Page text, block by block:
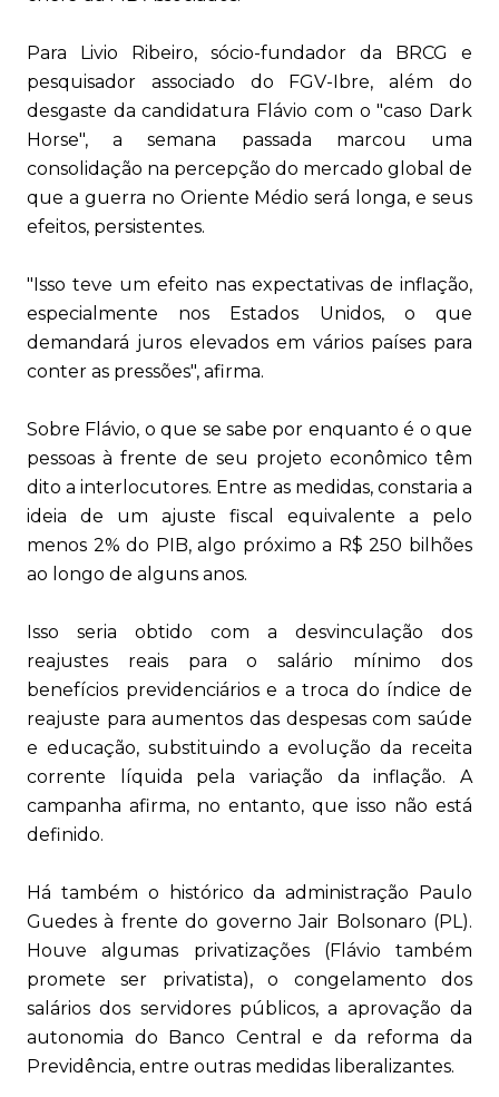
Para Livio Ribeiro, sócio-fundador da BRCG e
pesquisador associado do FGV-Ibre, além do
desgaste da candidatura Flávio com o "caso Dark
Horse", a semana passada marcou uma
consolidação na percepção do mercado global de
que a guerra no Oriente Médio será longa, e seus
efeitos, persistentes.
"Isso teve um efeito nas expectativas de inflação,
especialmente nos Estados Unidos, o que
demandará juros elevados em vários países para
conter as pressões", afirma.
Sobre Flávio, o que se sabe por enquanto é o que
pessoas à frente de seu projeto econômico têm
dito a interlocutores. Entre as medidas, constaria a
ideia de um ajuste fiscal equivalente a pelo
menos 2% do PIB, algo próximo a R$ 250 bilhões
ao longo de alguns anos.
Isso seria obtido com a desvinculação dos
reajustes reais para o salário mínimo dos
benefícios previdenciários e a troca do índice de
reajuste para aumentos das despesas com saúde
e educação, substituindo a evolução da receita
corrente líquida pela variação da inflação. A
campanha afirma, no entanto, que isso não está
definido.
Há também o histórico da administração Paulo
Guedes à frente do governo Jair Bolsonaro (PL).
Houve algumas privatizações (Flávio também
promete ser privatista), o congelamento dos
salários dos servidores públicos, a aprovação da
autonomia do Banco Central e da reforma da
Previdência, entre outras medidas liberalizantes.